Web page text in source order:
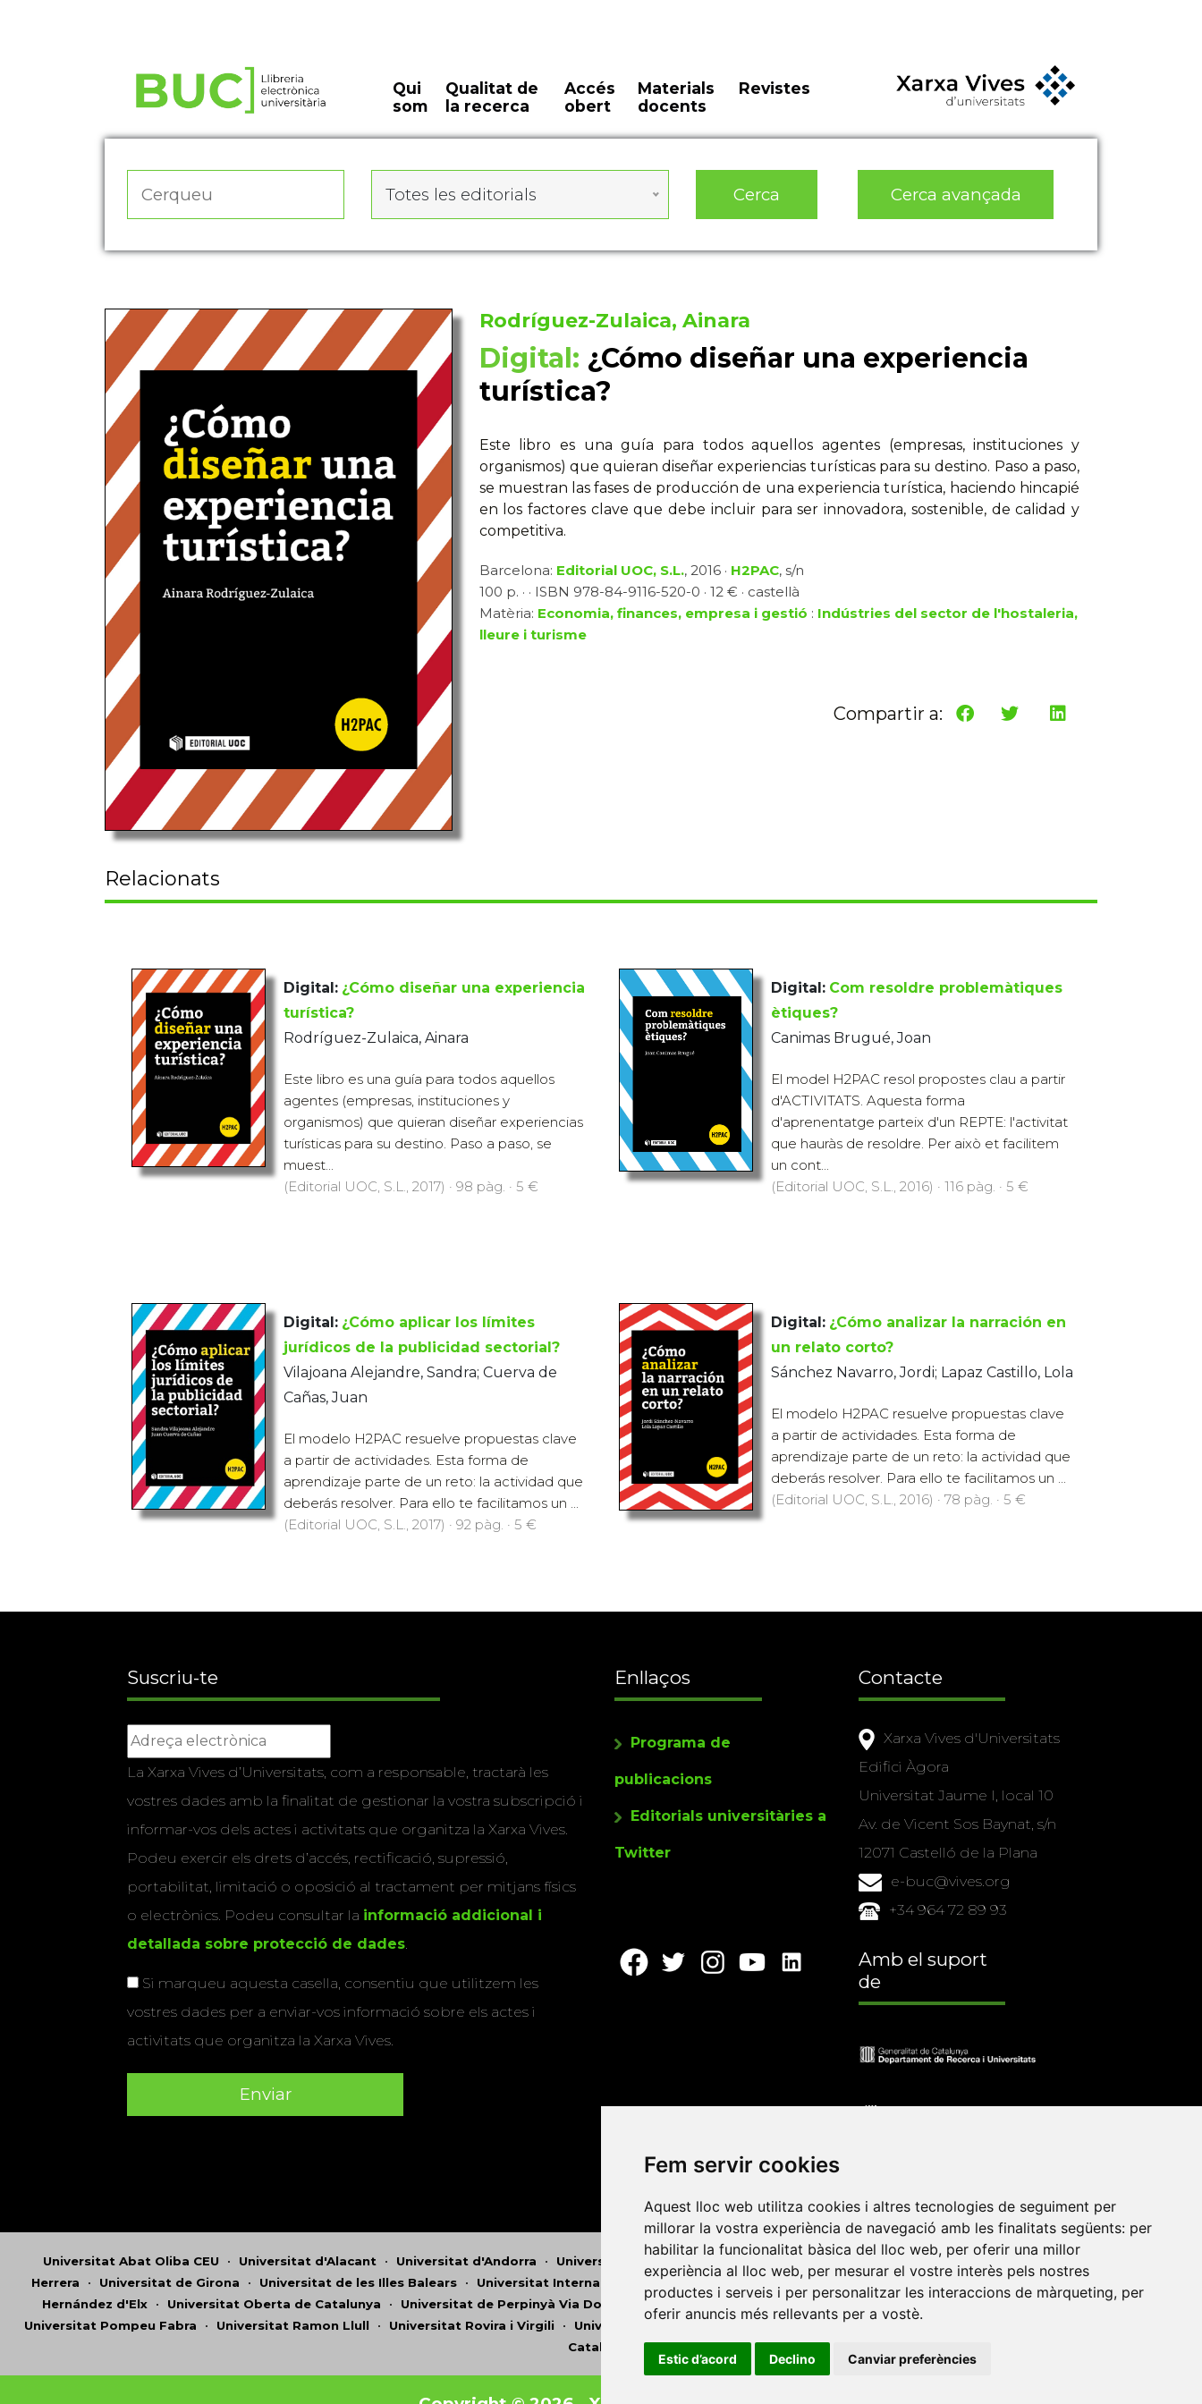
Fem servir cookies
Aquest lloc web utilitza cookies i altres tecnologies de seguiment per
millorar la vostra experiència de navegació amb les finalitats següents: per
habilitar la funcionalitat bàsica del lloc web, per oferir una millor
experiència al lloc web, per mesurar el vostre interès pels nostres
productes i serveis i per personalitzar les interaccions de màrqueting, per
oferir anuncis més rellevants per a vostè.
Estic d’acord Declino Canviar preferències
Qui
som
Qualitat de
la recerca
Accés
obert
Materials
docents
Revistes
Totes les editorials Cerca Cerca avançada
Rodríguez-Zulaica, Ainara
Digital: ¿Cómo diseñar una experiencia
turística?
Este libro es una guía para todos aquellos agentes (empresas, instituciones y
organismos) que quieran diseñar experiencias turísticas para su destino. Paso a paso,
se muestran las fases de producción de una experiencia turística, haciendo hincapié
en los factores clave que debe incluir para ser innovadora, sostenible, de calidad y
competitiva.
Barcelona: Editorial UOC, S.L., 2016 · H2PAC, s/n
100 p. · · ISBN 978-84-9116-520-0 · 12 € · castellà
Matèria: Economia, finances, empresa i gestió : Indústries del sector de l'hostaleria,
lleure i turisme
Compartir a:
Relacionats
Digital: ¿Cómo diseñar una experiencia
turística?
Rodríguez-Zulaica, Ainara
Este libro es una guía para todos aquellos
agentes (empresas, instituciones y
organismos) que quieran diseñar experiencias
turísticas para su destino. Paso a paso, se
muest...
(Editorial UOC, S.L., 2017) · 98 pàg. · 5 €
Digital: Com resoldre problemàtiques
ètiques?
Canimas Brugué, Joan
El model H2PAC resol propostes clau a partir
d'ACTIVITATS. Aquesta forma
d'aprenentatge parteix d'un REPTE: l'activitat
que hauràs de resoldre. Per això et facilitem
un cont...
(Editorial UOC, S.L., 2016) · 116 pàg. · 5 €
Digital: ¿Cómo aplicar los límites
jurídicos de la publicidad sectorial?
Vilajoana Alejandre, Sandra; Cuerva de
Cañas, Juan
El modelo H2PAC resuelve propuestas clave
a partir de actividades. Esta forma de
aprendizaje parte de un reto: la actividad que
deberás resolver. Para ello te facilitamos un ...
(Editorial UOC, S.L., 2017) · 92 pàg. · 5 €
Digital: ¿Cómo analizar la narración en
un relato corto?
Sánchez Navarro, Jordi; Lapaz Castillo, Lola
El modelo H2PAC resuelve propuestas clave
a partir de actividades. Esta forma de
aprendizaje parte de un reto: la actividad que
deberás resolver. Para ello te facilitamos un ...
(Editorial UOC, S.L., 2016) · 78 pàg. · 5 €
Suscriu-te
La Xarxa Vives d’Universitats, com a responsable, tractarà les
vostres dades amb la finalitat de gestionar la vostra subscripció i
informar-vos dels actes i activitats que organitza la Xarxa Vives.
Podeu exercir els drets d’accés, rectificació, supressió,
portabilitat, limitació o oposició al tractament per mitjans físics
o electrònics. Podeu consultar la informació addicional i
detallada sobre protecció de dades.
Si marqueu aquesta casella, consentiu que utilitzem les
vostres dades per a enviar-vos informació sobre els actes i
activitats que organitza la Xarxa Vives.
Enllaços
Programa de
publicacions
Editorials universitàries a
Twitter
Contacte
Xarxa Vives d'Universitats
Edifici Àgora
Universitat Jaume I, local 10
Av. de Vicent Sos Baynat, s/n
12071 Castelló de la Plana
e-buc@vives.org
+34 964 72 89 93
Amb el suport
de
Universitat Abat Oliba CEU • Universitat d'Alacant • Universitat d'Andorra • Universitat Autònoma de Barcelona Universitat de Barcelona •
Herrera • Universitat de Girona • Universitat de les Illes Balears • Universitat Internacional de Catalunya Universitat Jaume I Universitat de Lleida •Universitat Miguel
Hernández d'Elx • Universitat Oberta de Catalunya • Universitat de Perpinyà Via Domitia • Universitat Politècnica de Catalunya • Universitat Politècnica de València
Universitat Pompeu Fabra • Universitat Ramon Llull • Universitat Rovira i Virgili • Universitat de Sàsser Universitat de València
Catalunya